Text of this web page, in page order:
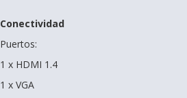
Conectividad
Puertos:
1 x HDMI 1.4
1 x VGA